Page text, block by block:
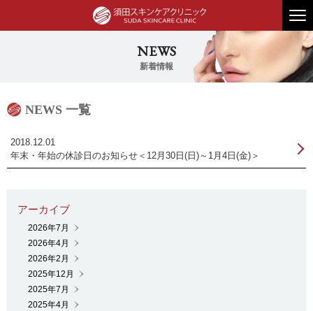
2018.12.01
年末・年始の休診日のお知らせ＜12月30日(日)～1月4日(金)＞
2026年7月
2026年4月
2026年2月
2025年12月
2025年7月
2025年4月